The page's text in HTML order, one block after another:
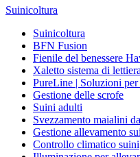
Suinicoltura
Suinicoltura
BFN Fusion
Fienile del benessere
Xaletto sistema di
PureLine | Soluzioni per
Gestione delle scrofe
Suini adulti
Svezzamento maialini
Gestione allevamento
Controllo climatico suini